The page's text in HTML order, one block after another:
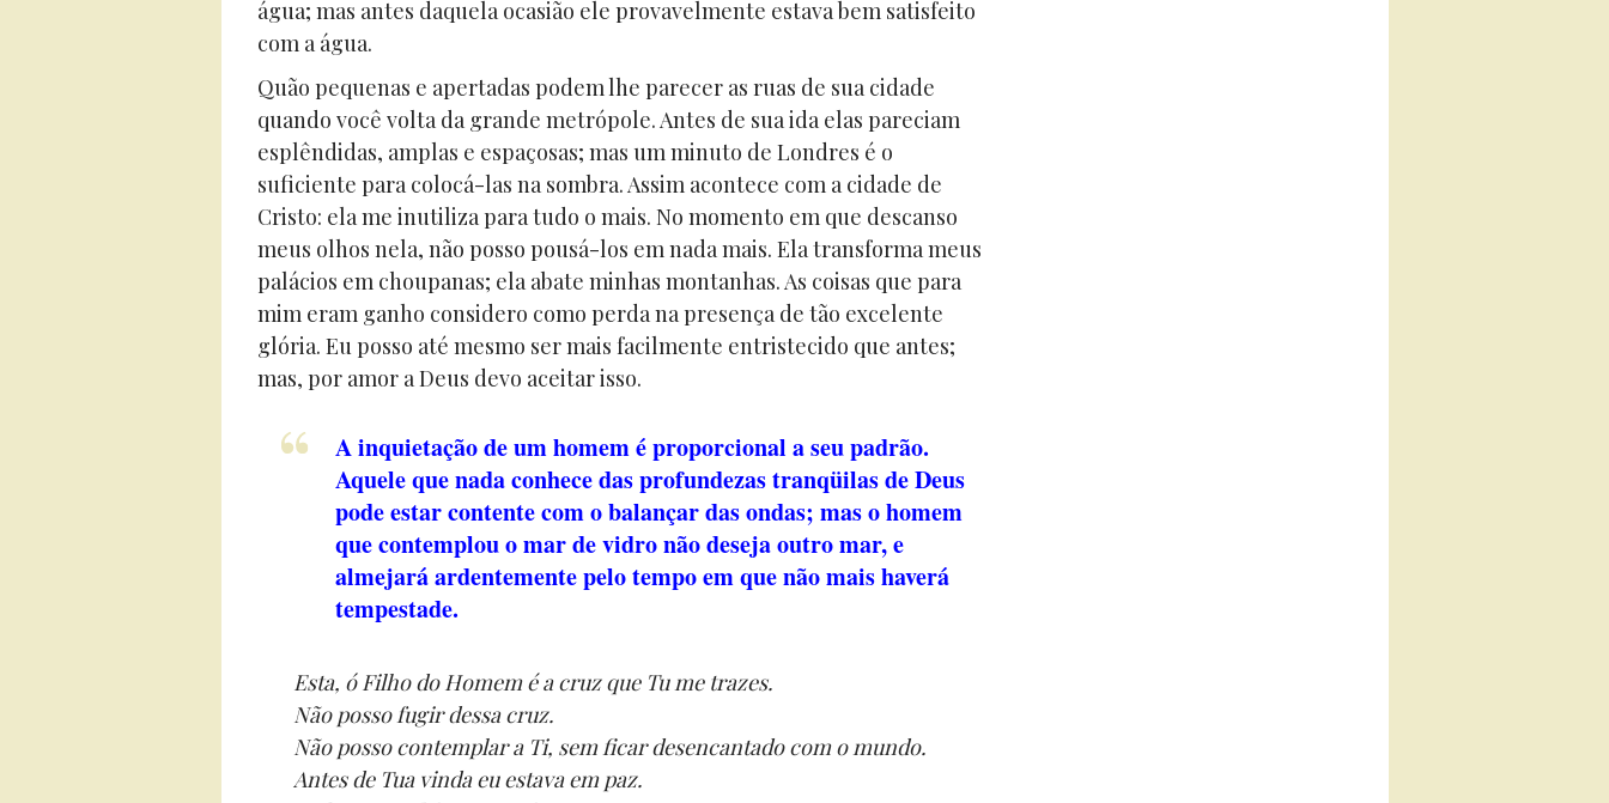
água; mas antes daquela ocasião ele provavelmente estava bem satisfeito
com a água.
Quão pequenas e apertadas podem lhe parecer as ruas de sua cidade
quando você volta da grande metrópole. Antes de sua ida elas pareciam
esplêndidas, amplas e espaçosas; mas um minuto de Londres é o
suficiente para colocá-las na sombra. Assim acontece com a cidade de
Cristo: ela me inutiliza para tudo o mais. No momento em que descanso
meus olhos nela, não posso pousá-los em nada mais. Ela transforma meus
palácios em choupanas; ela abate minhas montanhas. As coisas que para
mim eram ganho considero como perda na presença de tão excelente
glória. Eu posso até mesmo ser mais facilmente entristecido que antes;
mas, por amor a Deus devo aceitar isso.
A inquietação de um homem é proporcional a seu padrão.
Aquele que nada conhece das profundezas tranqüilas de Deus
pode estar contente com o balançar das ondas; mas o homem
que contemplou o mar de vidro não deseja outro mar, e
almejará ardentemente pelo tempo em que não mais haverá
tempestade.
Esta, ó Filho do Homem é a cruz que Tu me trazes.
Não posso fugir dessa cruz.
Não posso contemplar a Ti, sem ficar desencantado com o mundo.
Antes de Tua vinda eu estava em paz.